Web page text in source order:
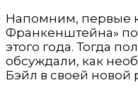
Напомним, первые
Франкенштейна»
этого года. Тогда
обсуждали, как
Бэйл в своей новой